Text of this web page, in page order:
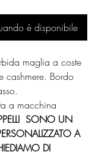
è disponibile
maglia a coste
cashmere. Bordo
a macchina
SONO UN
A
DI